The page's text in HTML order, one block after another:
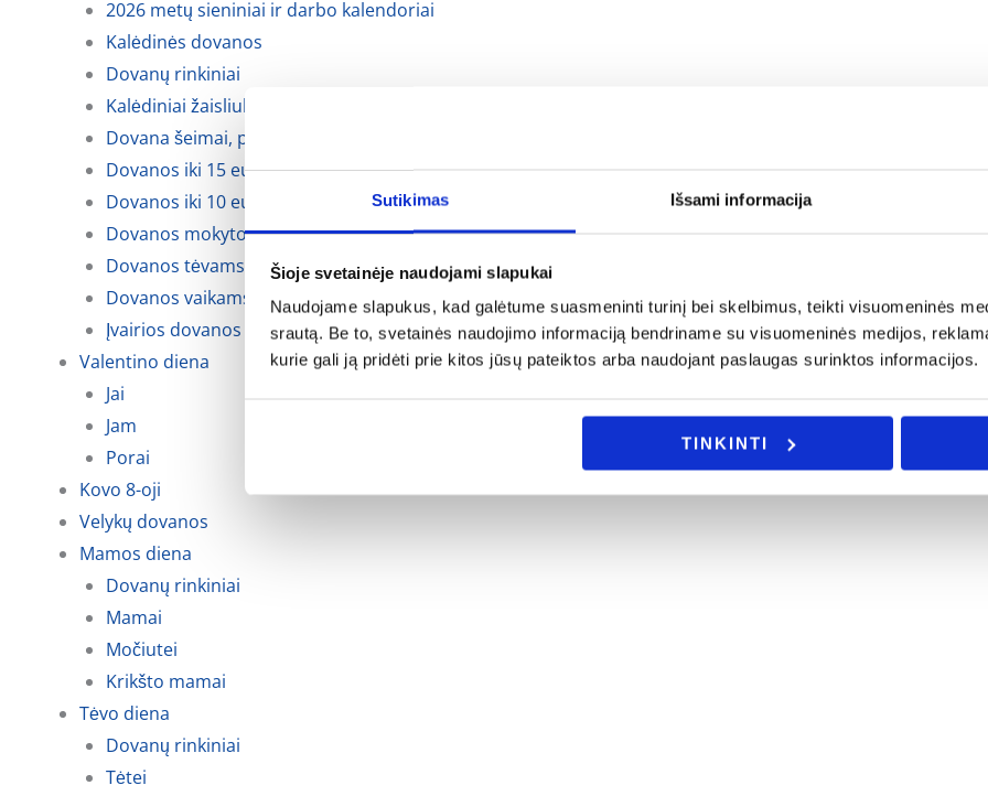
Sutikimas Išsami informacija
Šioje svetainėje naudojami slapukai
Naudojame slapukus, kad galėtume suasmeninti turinį bei skelbimus, teikti visuomeninės
srautą. Be to, svetainės naudojimo informaciją bendriname su visuomeninės medijos,
kurie gali ją pridėti prie kitos jūsų pateiktos arba naudojant paslaugas surinktos informacijos.
TINKINTI
2026 metų sieniniai ir darbo kalendoriai
Kalėdinės dovanos
Dovanų rinkiniai
Kalėdiniai žaisliukai
Dovana šeimai, porai
Dovanos iki 15 eurų
Dovanos iki 10 eurų
Dovanos mokytojoms, auklėtojoms
Dovanos tėvams, krikšto tėvams ir seneliams
Dovanos vaikams
Įvairios dovanos kalėdoms
Valentino diena
Jai
Jam
Porai
Kovo 8-oji
Velykų dovanos
Mamos diena
Dovanų rinkiniai
Mamai
Močiutei
Krikšto mamai
Tėvo diena
Dovanų rinkiniai
Tėtei